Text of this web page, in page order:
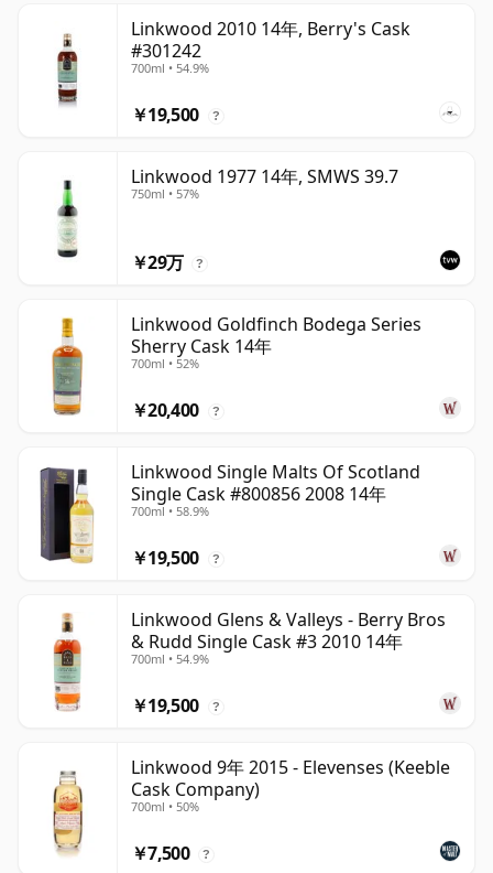
Linkwood 2010 14年, Berry's Cask
#301242
700ml • 54.9%
￥19,500 ?
Linkwood 1977 14年, SMWS 39.7
750ml • 57%
￥29万 ?
Linkwood Goldfinch Bodega Series
Sherry Cask 14年
700ml • 52%
￥20,400 ?
Linkwood Single Malts Of Scotland
Single Cask #800856 2008 14年
700ml • 58.9%
￥19,500 ?
Linkwood Glens & Valleys - Berry Bros
& Rudd Single Cask #3 2010 14年
700ml • 54.9%
￥19,500 ?
Linkwood 9年 2015 - Elevenses (Keeble
Cask Company)
700ml • 50%
￥7,500 ?